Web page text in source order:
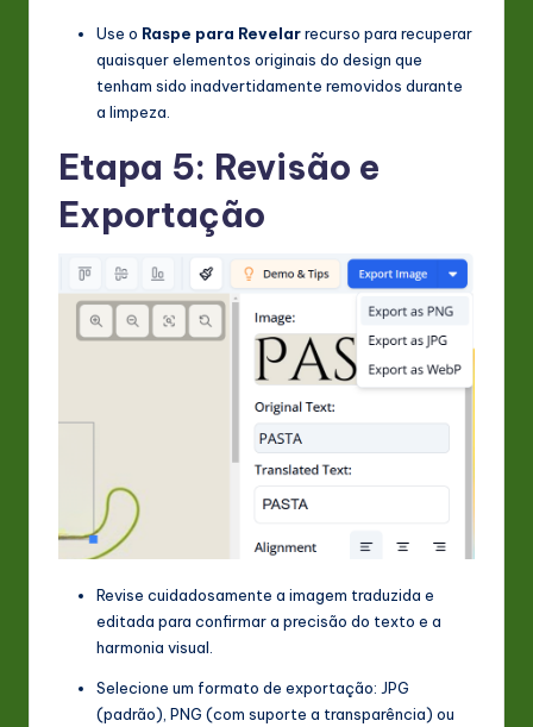
Use o Raspe para Revelarrecurso para recuperar
quaisquer elementos originais do design que
tenham sido inadvertidamente removidos durante
a limpeza.
Etapa 5: Revisão e
Exportação
Revise cuidadosamente a imagem traduzida e
editada para confirmar a precisão do texto e a
harmonia visual.
Selecione um formato de exportação: JPG
(padrão), PNG (com suporte a transparência) ou